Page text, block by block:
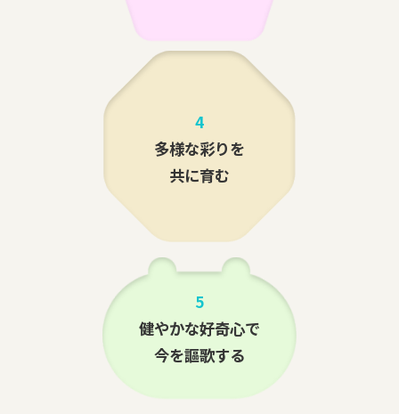
4
多様な彩りを
共に育む
5
健やかな好奇心で
今を謳歌する